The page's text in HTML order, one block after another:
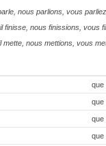
nous parlions, vous parliez,
finisse, nous finissions, vous
mette, nous mettions, vous
que
que
que
que